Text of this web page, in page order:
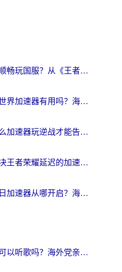
人在海外，如何顺畅玩国服？从《王者荣耀》到《云图计划》的加速器终极指南
在国外玩塔瑞斯世界加速器有用吗？海外玩家亲测后的真实答案
身在海外，用什么加速器玩逆战才能告别延迟？
海外党必看：解决王者荣耀延迟的加速器终极指南——从EVE到猫和老鼠，一个工具全搞定
苹果手机无尽冬日加速器从哪开启？海外玩家的冬日生存指南
酷狗会员在国外可以听歌吗？海外党亲测有效：3步解决音乐权限难题